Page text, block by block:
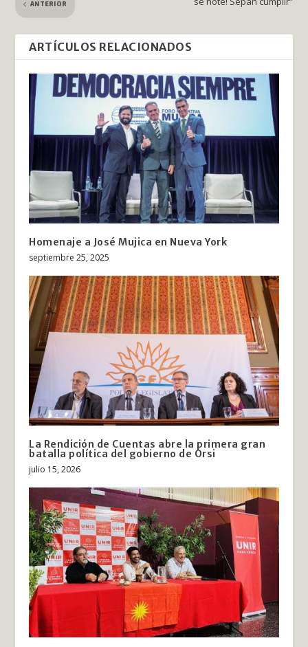
ANTERIOR
ARTÍCULOS RELACIONADOS
Homenaje a José Mujica en Nueva York
septiembre 25, 2025
La Rendición de Cuentas abre la primera gran
batalla política del gobierno de Orsi
julio 15, 2026